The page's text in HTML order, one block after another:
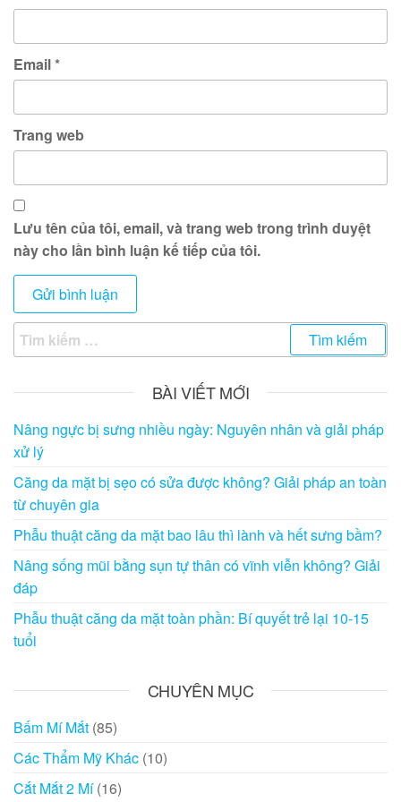
Email*
Trang web
Lưu tên của tôi, email, và trang web trong trình duyệt
này cho lần bình luận kế tiếp của tôi.
Tìm
kiếm
BÀI VIẾT MỚI
Nâng ngực bị sưng nhiều ngày: Nguyên nhân và giải pháp
xử lý
Căng da mặt bị sẹo có sửa được không? Giải pháp an toàn
từ chuyên gia
Phẫu thuật căng da mặt bao lâu thì lành và hết sưng bầm?
Nâng sống mũi bằng sụn tự thân có vĩnh viễn không? Giải
đáp
Phẫu thuật căng da mặt toàn phần: Bí quyết trẻ lại 10-15
tuổi
CHUYÊN MỤC
Bấm Mí Mắt (85)
Các Thẩm Mỹ Khác (10)
Cắt Mắt 2 Mí(16)